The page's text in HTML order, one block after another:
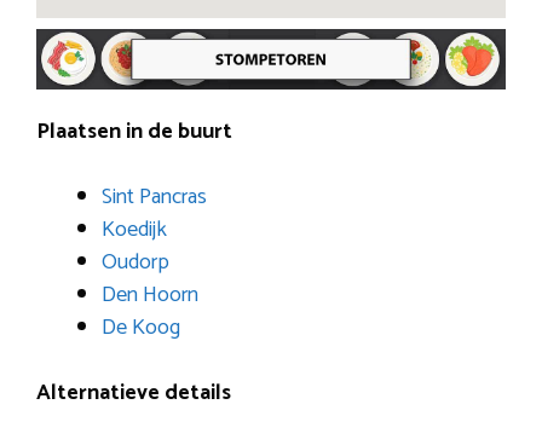
Plaatsen in de buurt
Sint Pancras
Koedijk
Oudorp
Den Hoorn
De Koog
Alternatieve details